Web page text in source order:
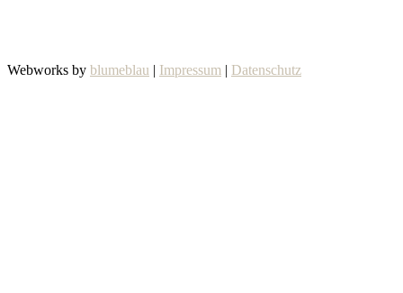
Webworks by blumeblau | Impressum | Datenschutz